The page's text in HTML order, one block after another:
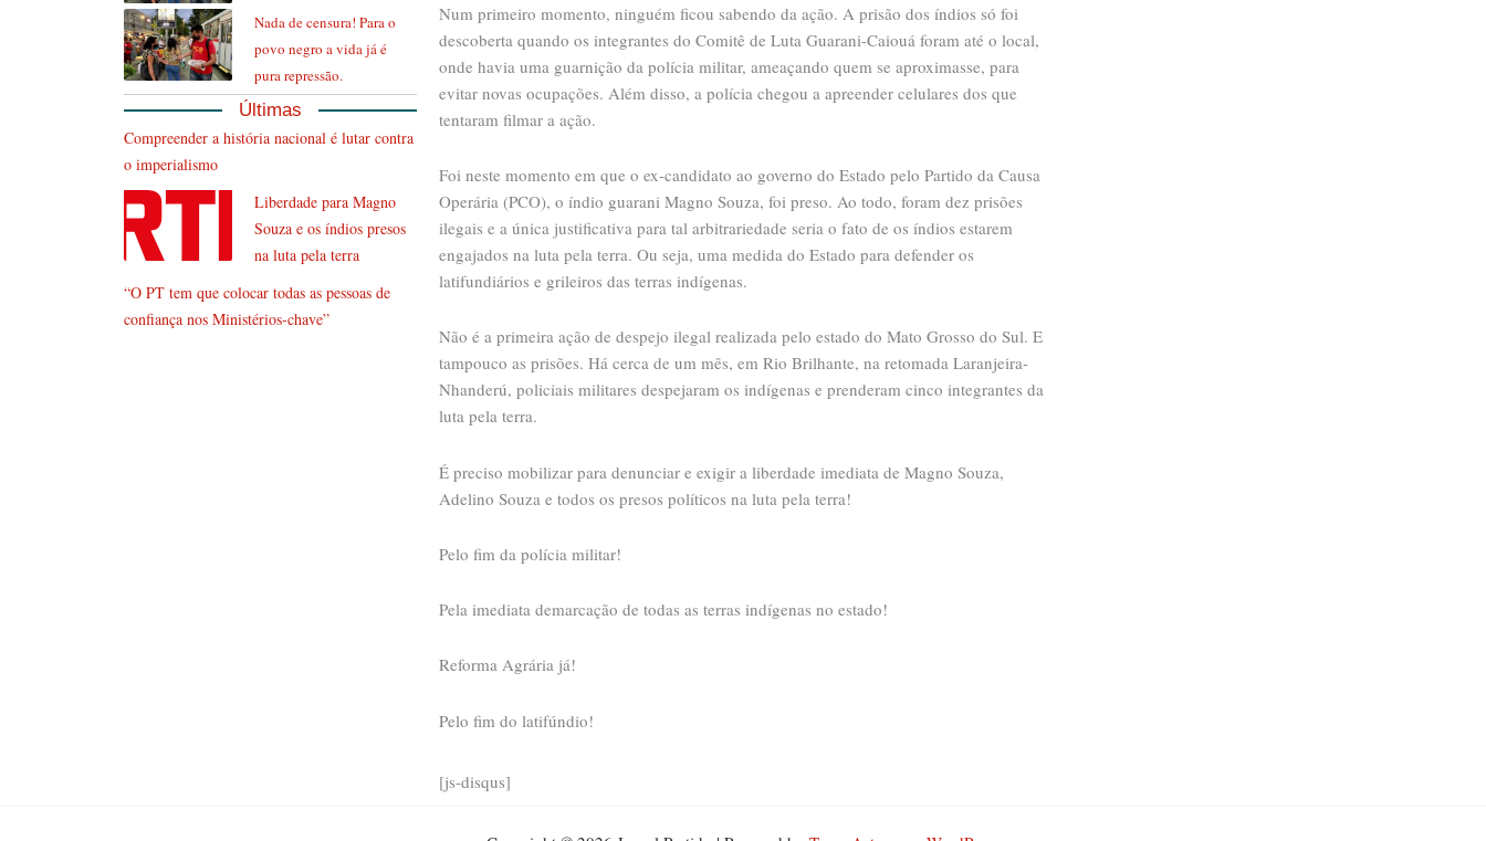
Nada de censura! Para o
povo negro a vida já é
pura repressão.
Últimas
Compreender a história nacional é lutar contra
o imperialismo
Liberdade para Magno
Souza e os índios presos
na luta pela terra
“O PT tem que colocar todas as pessoas de
confiança nos Ministérios-chave”
Num primeiro momento, ninguém ficou sabendo da ação. A prisão dos índios só foi
descoberta quando os integrantes do Comitê de Luta Guarani-Caiouá foram até o local,
onde havia uma guarnição da polícia militar, ameaçando quem se aproximasse, para
evitar novas ocupações. Além disso, a polícia chegou a apreender celulares dos que
tentaram filmar a ação.
Foi neste momento em que o ex-candidato ao governo do Estado pelo Partido da Causa
Operária (PCO), o índio guarani Magno Souza, foi preso. Ao todo, foram dez prisões
ilegais e a única justificativa para tal arbitrariedade seria o fato de os índios estarem
engajados na luta pela terra. Ou seja, uma medida do Estado para defender os
latifundiários e grileiros das terras indígenas.
Não é a primeira ação de despejo ilegal realizada pelo estado do Mato Grosso do Sul. E
tampouco as prisões. Há cerca de um mês, em Rio Brilhante, na retomada Laranjeira-
Nhanderú, policiais militares despejaram os indígenas e prenderam cinco integrantes da
luta pela terra.
É preciso mobilizar para denunciar e exigir a liberdade imediata de Magno Souza,
Adelino Souza e todos os presos políticos na luta pela terra!
Pelo fim da polícia militar!
Pela imediata demarcação de todas as terras indígenas no estado!
Reforma Agrária já!
Pelo fim do latifúndio!
[js-disqus]